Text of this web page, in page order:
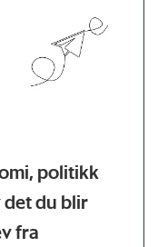
politikk
det du blir
fra